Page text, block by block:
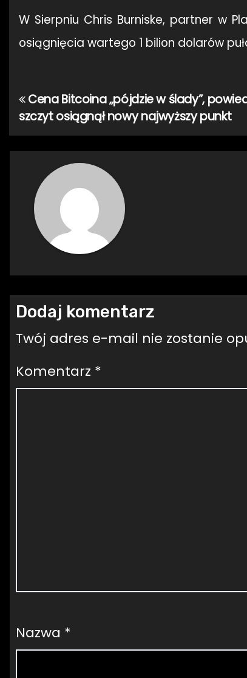
W Sierpniu Chris Burniske, partner w
osiągnięcia wartego 1 bilion dolarów
Nawigacja
wpisu
Cena Bitcoina „pójdzie w ślady”,
szczyt osiągnął nowy najwyższy punkt
Dodaj komentarz
Twój adres e-mail nie zostanie
Komentarz *
Nazwa *